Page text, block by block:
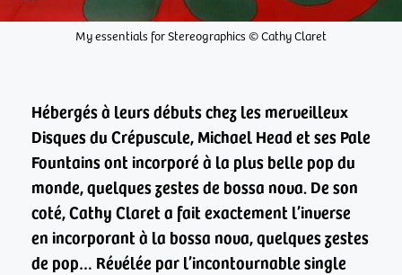
My essentials for Stereographics © Cathy Claret
Hébergés à leurs débuts chez les merveilleux
Disques du Crépuscule, Michael Head et ses Pale
Fountains ont incorporé à la plus belle pop du
monde, quelques zestes de bossa nova. De son
coté, Cathy Claret a fait exactement l’inverse
en incorporant à la bossa nova, quelques zestes
de pop… Révélée par l’incontournable single